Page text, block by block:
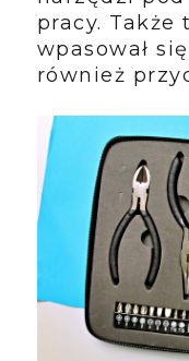
pracy.
wpasował
również